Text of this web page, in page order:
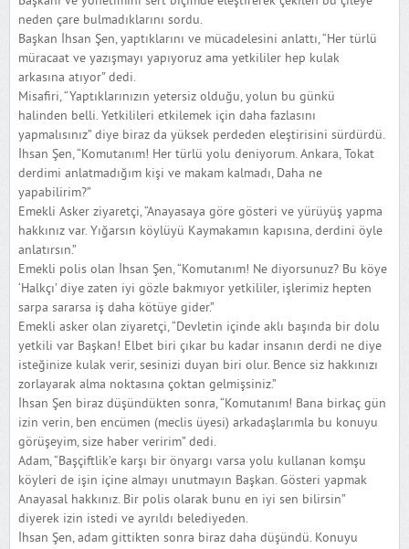
neden çare bulmadıklarını sordu.
Başkan İhsan Şen, yaptıklarını ve mücadelesini anlattı, “Her türlü
müracaat ve yazışmayı yapıyoruz ama yetkililer hep kulak
arkasına atıyor” dedi.
Misafiri, “Yaptıklarınızın yetersiz olduğu, yolun bu günkü
halinden belli. Yetkilileri etkilemek için daha fazlasını
yapmalısınız” diye biraz da yüksek perdeden eleştirisini sürdürdü.
İhsan Şen, “Komutanım! Her türlü yolu deniyorum. Ankara, Tokat
derdimi anlatmadığım kişi ve makam kalmadı, Daha ne
yapabilirim?”
Emekli Asker ziyaretçi, “Anayasaya göre gösteri ve yürüyüş yapma
hakkınız var. Yığarsın köylüyü Kaymakamın kapısına, derdini öyle
anlatırsın.”
Emekli polis olan İhsan Şen, “Komutanım! Ne diyorsunuz? Bu köye
‘Halkçı’ diye zaten iyi gözle bakmıyor yetkililer, işlerimiz hepten
sarpa sararsa iş daha kötüye gider.”
Emekli asker olan ziyaretçi, “Devletin içinde aklı başında bir dolu
yetkili var Başkan! Elbet biri çıkar bu kadar insanın derdi ne diye
isteğinize kulak verir, sesinizi duyan biri olur. Bence siz hakkınızı
zorlayarak alma noktasına çoktan gelmişsiniz.”
İhsan Şen biraz düşündükten sonra, “Komutanım! Bana birkaç gün
izin verin, ben encümen (meclis üyesi) arkadaşlarımla bu konuyu
görüşeyim, size haber veririm” dedi.
Adam, “Başçiftlik’e karşı bir önyargı varsa yolu kullanan komşu
köyleri de işin içine almayı unutmayın Başkan. Gösteri yapmak
Anayasal hakkınız. Bir polis olarak bunu en iyi sen bilirsin”
diyerek izin istedi ve ayrıldı belediyeden.
İhsan Şen, adam gittikten sonra biraz daha düşündü. Konuyu